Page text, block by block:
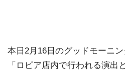
本日2月16日のグッドモーニ
「ロピア店内で行われる演出